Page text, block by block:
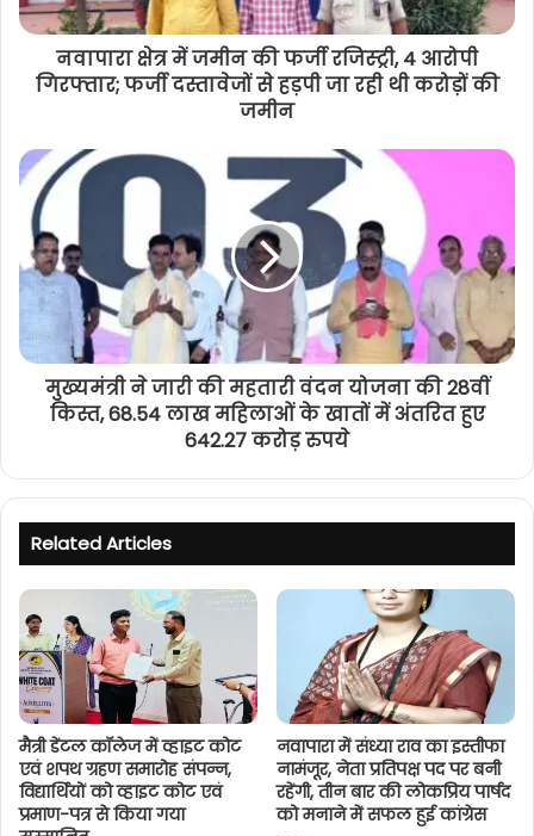
नवापारा क्षेत्र में जमीन की फर्जी रजिस्ट्री, 4 आरोपी
गिरफ्तार; फर्जी दस्तावेजों से हड़पी जा रही थी करोड़ों की
जमीन
मुख्यमंत्री ने जारी की महतारी वंदन योजना की 28वीं
किस्त, 68.54 लाख महिलाओं के खातों में अंतरित हुए
642.27 करोड़ रुपये
Related Articles
मैत्री डेंटल कॉलेज में व्हाइट कोट
एवं शपथ ग्रहण समारोह संपन्न,
विद्यार्थियों को व्हाइट कोट एवं
प्रमाण-पत्र से किया गया
नवापारा में संध्या राव का इस्तीफा
नामंजूर, नेता प्रतिपक्ष पद पर बनी
रहेंगी, तीन बार की लोकप्रिय पार्षद
को मनाने में सफल हुई कांग्रेस